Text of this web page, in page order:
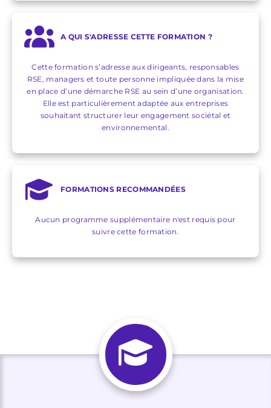
A QUI S'ADRESSE CETTE FORMATION ?
Cette formation s’adresse aux dirigeants, responsables
RSE, managers et toute personne impliquée dans la mise
en place d’une démarche RSE au sein d’une organisation.
Elle est particulièrement adaptée aux entreprises
souhaitant structurer leur engagement sociétal et
environnemental.
FORMATIONS RECOMMANDÉES
Aucun programme supplémentaire n'est requis pour
suivre cette formation.